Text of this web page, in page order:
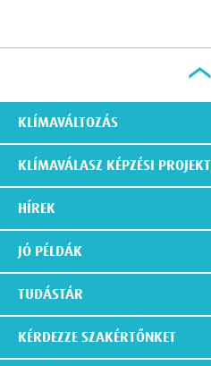
KLÍMAVÁLTOZÁS
KLÍMAVÁLASZ KÉPZÉSI PROJEKT
HÍREK
JÓ PÉLDÁK
TUDÁSTÁR
KÉRDEZZE SZAKÉRTŐNKET